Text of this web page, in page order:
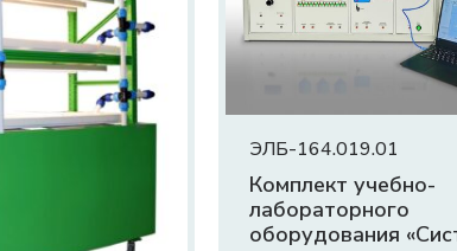
ЭЛБ-164.019.01
Комплект учебно-
лабораторного
оборудования